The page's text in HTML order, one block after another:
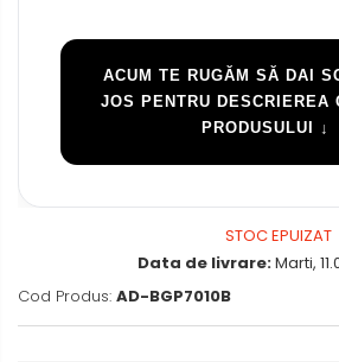
Rame adaptoare Mitsubishi
Rame adaptoare Jeep
Rame adaptoare Dodge
Rame adaptoare Chrysler
ACUM TE RUGĂM SĂ DAI
JOS PENTRU DESCRIEREA
PRODUSULUI ↓
STOC EPUIZAT
Data de livrare:Marti,
Cod Produs: AD-BGP7010B